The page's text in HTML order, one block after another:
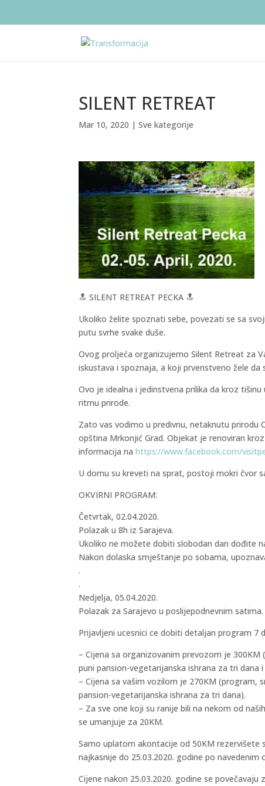
SILENT RETREAT
Mar 10, 2020 |Sve kategorije
🔝 SILENT RETREAT PECKA 🔝
Ukoliko želite spoznati sebe, povezati se sa
putu svrhe svake duše.
Ovog proljeća organizujemo Silent Retreat za
iskustava i spoznaja, a koji prvenstveno žele da
Ovo je idealna i jedinstvena prilika da kroz
ritmu prirode.
Zato vas vodimo u predivnu, netaknutu prirodu
opština Mrkonjić Grad. Objekat je renoviran
informacija nahttps://www.facebook.com/
U domu su kreveti na sprat, postoji mokri čvor
OKVIRNI PROGRAM:
Četvrtak, 02.04.2020.
Polazak u 8h iz Sarajeva.
Ukoliko ne možete dobiti slobodan dan dođite
Nakon dolaska smještanje po sobama,
.
.
Nedjelja, 05.04.2020.
Polazak za Sarajevo u poslijepodnevnim satima.
Prijavljeni ucesnici ce dobiti detaljan program 7
– Cijena sa organizovanim prevozom je
puni pansion-vegetarijanska ishrana za tri dana
– Cijena sa vašim vozilom je 270KM (program,
pansion-vegetarijanska ishrana za tri dana).
– Za sve one koji su ranije bili na nekom od
se umanjuje za 20KM.
Samo uplatom akontacije od 50KM
najkasnije do 25.03.2020. godine po navedenim
Cijene nakon 25.03.2020. godine se